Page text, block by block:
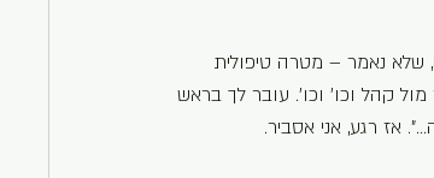
שלא נאמר – מטרה טיפולית
קהל וכו’ וכו’. עובר לך בראש
אז רגע, אני אסביר.